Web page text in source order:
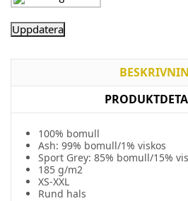
100% bomull
Ash: 99% bomull/1% viskos
Sport Grey: 85% bomull/15%
185 g/m2
XS-XXL
Rund hals